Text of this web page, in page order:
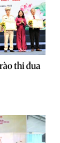
thi đua